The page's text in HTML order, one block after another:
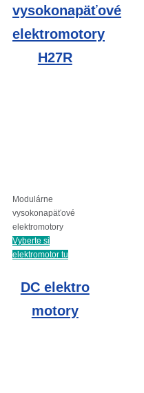
vysokonapäťové
elektromotory
H27R
Modulárne
vysokonapäťové
elektromotory
Vyberte si
elektromotor tu
DC elektro
motory